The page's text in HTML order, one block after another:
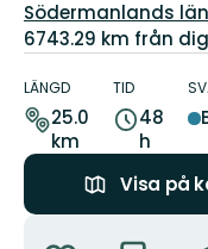
Län:
Södermanlands län
6743.29 km från dig
om
leden
LÄNGD
25.0
km
TID
48
h
Visa på